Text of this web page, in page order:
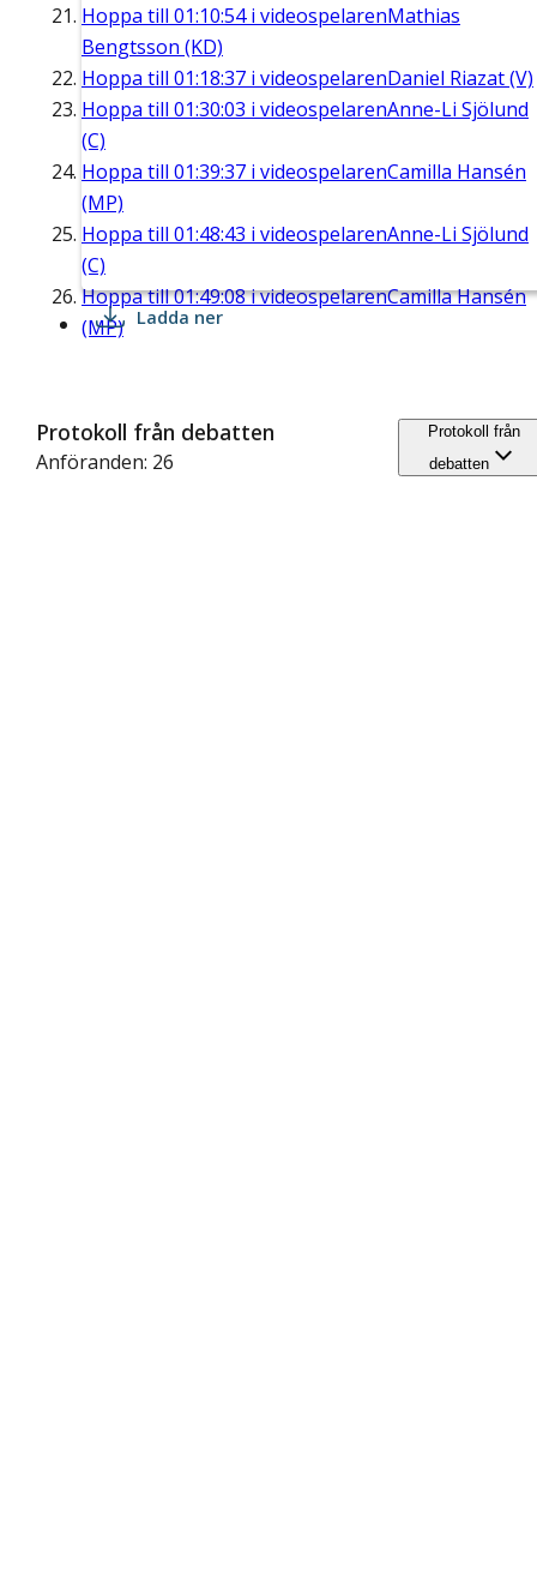
Hoppa till 01:10:54i videospelarenMathias
Bengtsson (KD)
Hoppa till 01:18:37 i videospelarenDaniel Riazat (V)
Hoppa till 01:30:03 i videospelarenAnne-Li Sjölund
(C)
Hoppa till 01:39:37 i videospelarenCamilla Hansén
(MP)
Hoppa till 01:48:43 i videospelarenAnne-Li Sjölund
(C)
Hoppa till01:49:08i videospelarenCamilla Hansén
(MP) Ladda ner
Protokoll från debatten
Anföranden: 26
Protokoll från
debatten